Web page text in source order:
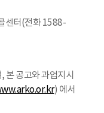
센터(전화 1588-
본 공고와 과업지시
) 에서